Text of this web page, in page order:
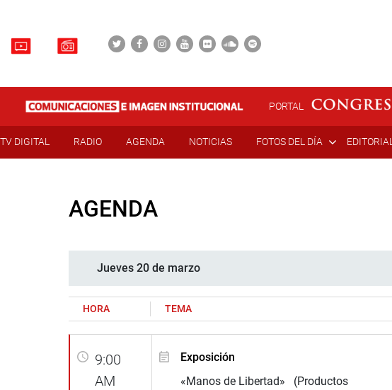
PORTAL
TV DIGITAL RADIO AGENDA NOTICIAS FOTOS DEL DÍA EDITORIAL
AGENDA
Jueves 20 de marzo
HORA TEMA
9:00
AM
Exposición
«Manos de Libertad» (Productos